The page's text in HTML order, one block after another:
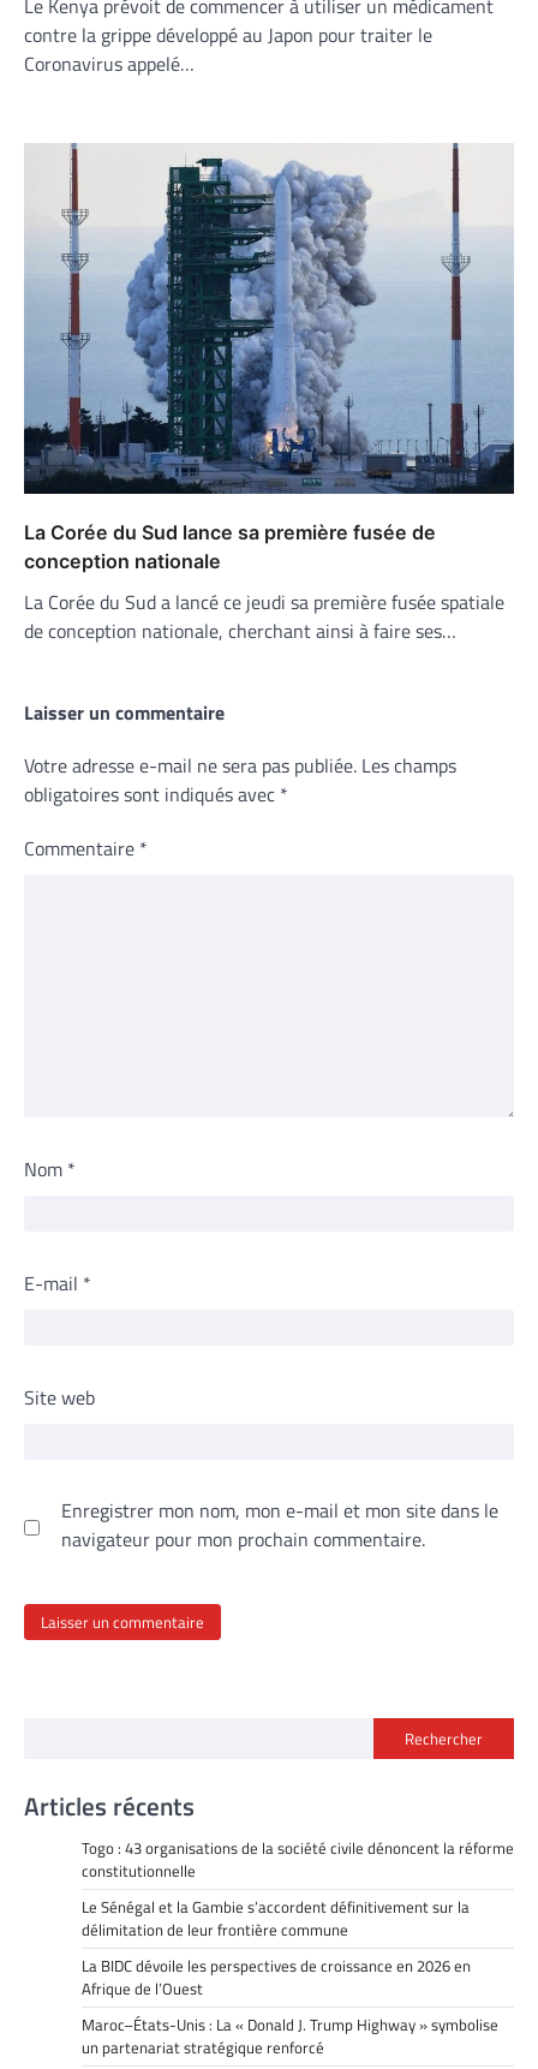
contre la grippe développé au Japon pour traiter le
Coronavirus appelé…
La Corée du Sud lance sa première fusée de
conception nationale
La Corée du Sud a lancé ce jeudi sa première fusée spatiale
de conception nationale, cherchant ainsi à faire ses…
Laisser un commentaire
Votre adresse e-mail ne sera pas publiée. Les champs
obligatoires sont indiqués avec *
Commentaire *
Nom *
E-mail *
Site web
Enregistrer mon nom, mon e-mail et mon site dans le
navigateur pour mon prochain commentaire.
Rechercher
Articles récents
Togo : 43 organisations de la société civile dénoncent la réforme
constitutionnelle
Le Sénégal et la Gambie s’accordent définitivement sur la
délimitation de leur frontière commune
La BIDC dévoile les perspectives de croissance en 2026 en
Afrique de l’Ouest
Maroc–États-Unis : La « Donald J. Trump Highway » symbolise
un partenariat stratégique renforcé